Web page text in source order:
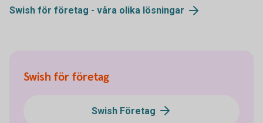
Swish för företag - våra olika lösningar
Swish för företag
Swish Företag